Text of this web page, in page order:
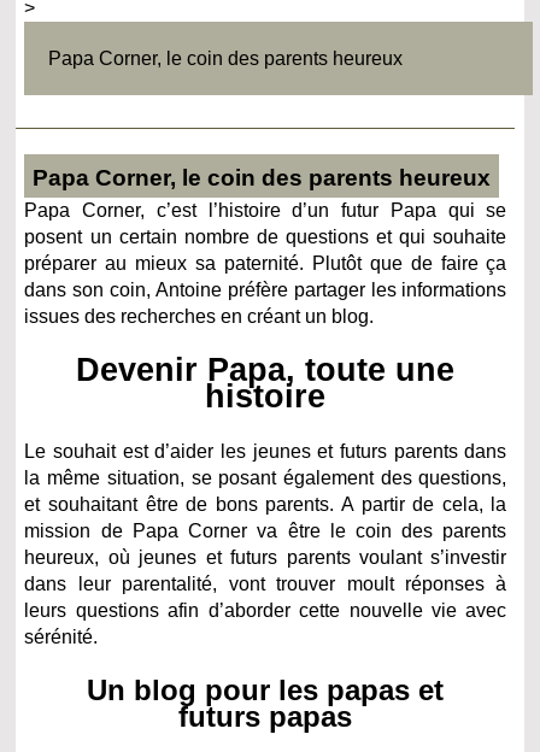
>
Papa Corner, le coin des parents heureux
Papa Corner, le coin des parents heureux
Papa Corner, c’est l’histoire d’un futur Papa qui se
posent un certain nombre de questions et qui souhaite
préparer au mieux sa paternité. Plutôt que de faire ça
dans son coin, Antoine préfère partager les informations
issues des recherches en créant un blog.
Devenir Papa, toute une
histoire
Le souhait est d’aider les jeunes et futurs parents dans
la même situation, se posant également des questions,
et souhaitant être de bons parents. A partir de cela, la
mission de Papa Corner va être le coin des parents
heureux, où jeunes et futurs parents voulant s’investir
dans leur parentalité, vont trouver moult réponses à
leurs questions afin d’aborder cette nouvelle vie avec
sérénité.
Un blog pour les papas et
futurs papas